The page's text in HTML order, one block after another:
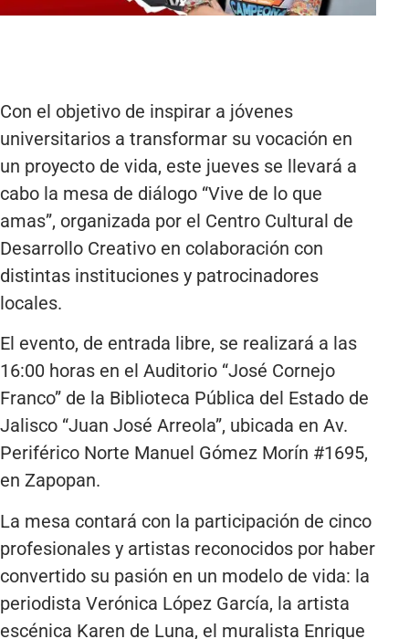
Con el objetivo de inspirar a jóvenes
universitarios a transformar su vocación en
un proyecto de vida, este jueves se llevará a
cabo la mesa de diálogo “Vive de lo que
amas”, organizada por el Centro Cultural de
Desarrollo Creativo en colaboración con
distintas instituciones y patrocinadores
locales.
El evento, de entrada libre, se realizará a las
16:00 horas en el Auditorio “José Cornejo
Franco” de la Biblioteca Pública del Estado de
Jalisco “Juan José Arreola”, ubicada en Av.
Periférico Norte Manuel Gómez Morín #1695,
en Zapopan.
La mesa contará con la participación de cinco
profesionales y artistas reconocidos por haber
convertido su pasión en un modelo de vida: la
periodista Verónica López García, la artista
escénica Karen de Luna, el muralista Enrique